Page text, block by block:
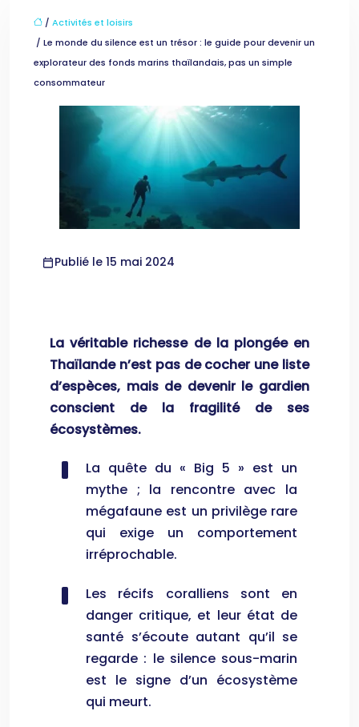
/ Activités et loisirs
/ Le monde du silence est un trésor : le guide pour devenir un
explorateur des fonds marins thaïlandais, pas un simple
consommateur
Publié le 15 mai 2024
La véritable richesse de la plongée en
Thaïlande n’est pas de cocher une liste
d’espèces, mais de devenir le gardien
conscient de la fragilité de ses
écosystèmes.
La quête du « Big 5 » est un
mythe ; la rencontre avec la
mégafaune est un privilège rare
qui exige un comportement
irréprochable.
Les récifs coralliens sont en
danger critique, et leur état de
santé s’écoute autant qu’il se
regarde : le silence sous-marin
est le signe d’un écosystème
qui meurt.